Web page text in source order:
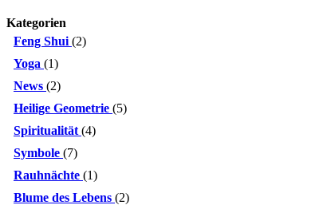
Kategorien
Feng Shui (2)
Yoga (1)
News (2)
Heilige Geometrie (5)
Spiritualität (4)
Symbole (7)
Rauhnächte (1)
Blume des Lebens (2)